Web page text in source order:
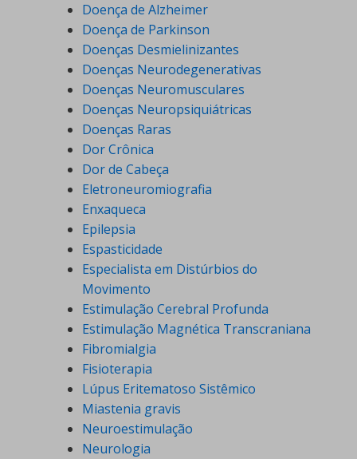
Doença de Alzheimer
Doença de Parkinson
Doenças Desmielinizantes
Doenças Neurodegenerativas
Doenças Neuromusculares
Doenças Neuropsiquiátricas
Doenças Raras
Dor Crônica
Dor de Cabeça
Eletroneuromiografia
Enxaqueca
Epilepsia
Espasticidade
Especialista em Distúrbios do
Movimento
Estimulação Cerebral Profunda
Estimulação Magnética Transcraniana
Fibromialgia
Fisioterapia
Lúpus Eritematoso Sistêmico
Miastenia gravis
Neuroestimulação
Neurologia